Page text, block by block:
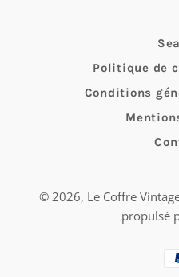
Politique de
Conditions
© 2026, Le Coffre
propulsé